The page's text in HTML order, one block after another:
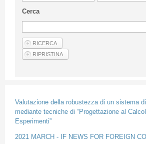
Privacy & Policy
Articles
Cerca
Valutazione della robustezza di un sistema
mediante tecniche di “Progettazione al
Esperimenti”
2021 MARCH - IF NEWS FOR FOREIGN